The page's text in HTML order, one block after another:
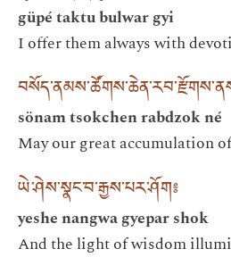
güpé taktu bulwar gyi
I offer them always with
sönam tsokchen rabdzok né
May our great accumulation
ཡེ་ཤེས་སྣང་བ་རྒྱས་པར་ཤོག༔
yeshe nangwa gyepar shok
And the light of wisdom